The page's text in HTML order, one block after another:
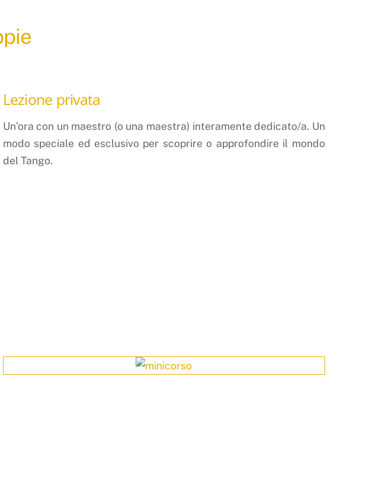
Lezione privata
Un’ora con un maestro (o una maestra) interamente dedicato/a. Un
modo speciale ed esclusivo per scoprire o approfondire il mondo
del Tango.